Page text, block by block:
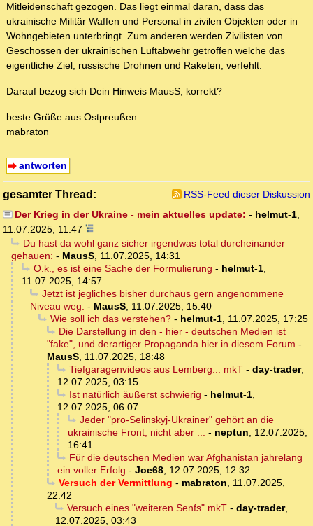
Mitleidenschaft gezogen. Das liegt einmal daran, dass das
ukrainische Militär Waffen und Personal in zivilen Objekten oder in
Wohngebieten unterbringt. Zum anderen werden Zivilisten von
Geschossen der ukrainischen Luftabwehr getroffen welche das
eigentliche Ziel, russische Drohnen und Raketen, verfehlt.
Darauf bezog sich Dein Hinweis MausS, korrekt?
beste Grüße aus Ostpreußen
mabraton
antworten
gesamter Thread:
RSS-Feed dieser Diskussion
Der Krieg in der Ukraine - mein aktuelles update: - helmut-1,
11.07.2025, 11:47
Du hast da wohl ganz sicher irgendwas total durcheinander
gehauen: - MausS, 11.07.2025, 14:31
O.k., es ist eine Sache der Formulierung - helmut-1,
11.07.2025, 14:57
Jetzt ist jegliches bisher durchaus gern angenommene
Niveau weg. - MausS, 11.07.2025, 15:40
Wie soll ich das verstehen?- helmut-1, 11.07.2025, 17:25
Die Darstellung in den - hier - deutschen Medien ist
"fake", und derartiger Propaganda hier in diesem Forum -
MausS, 11.07.2025, 18:48
Tiefgaragenvideos aus Lemberg... mkT- day-trader,
12.07.2025, 03:15
Ist natürlich äußerst schwierig - helmut-1,
12.07.2025, 06:07
Jeder "pro-Selinskyj-Ukrainer" gehört an die
ukrainische Front, nicht aber ... - neptun, 12.07.2025,
16:41
Für die deutschen Medien war Afghanistan jahrelang
ein voller Erfolg - Joe68, 12.07.2025, 12:32
Versuch der Vermittlung - mabraton, 11.07.2025,
22:42
Versuch eines "weiteren Senfs" mkT- day-trader,
12.07.2025, 03:43